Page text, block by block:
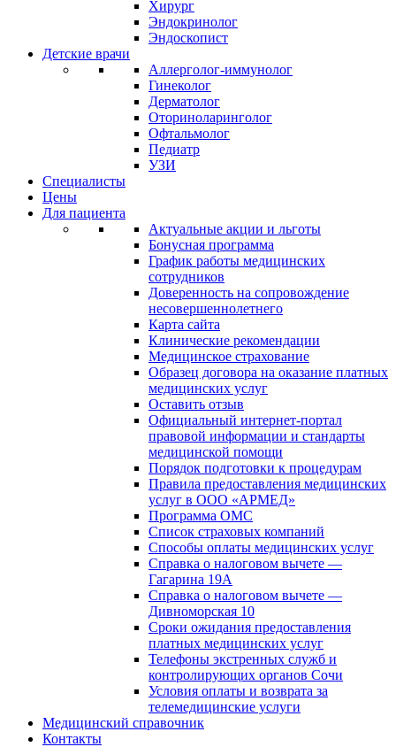
Хирург
Эндокринолог
Эндоскопист
Детские врачи
Аллерголог-иммунолог
Гинеколог
Дерматолог
Оториноларинголог
Офтальмолог
Педиатр
УЗИ
Специалисты
Цены
Для пациента
Актуальные акции и льготы
Бонусная программа
График работы медицинских
сотрудников
Доверенность на сопровождение
несовершеннолетнего
Карта сайта
Клинические рекомендации
Медицинское страхование
Образец договора на оказание платных
медицинских услуг
Оставить отзыв
Официальный интернет-портал
правовой информации и стандарты
медицинской помощи
Порядок подготовки к процедурам
Правила предоставления медицинских
услуг в ООО «АРМЕД»
Программа ОМС
Список страховых компаний
Способы оплаты медицинских услуг
Справка о налоговом вычете —
Гагарина 19А
Справка о налоговом вычете —
Дивноморская 10
Сроки ожидания предоставления
платных медицинских услуг
Телефоны экстренных служб и
контролирующих органов Сочи
Условия оплаты и возврата за
телемедицинские услуги
Медицинский справочник
Контакты